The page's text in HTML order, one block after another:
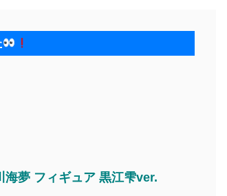
夢 フィギュア 黒江雫ver.